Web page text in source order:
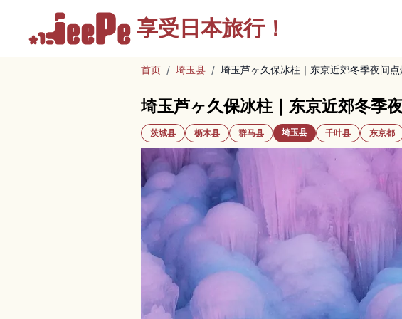
享受 日本旅行！
首页 / 埼玉县 / 埼玉芦ヶ久保冰柱｜东京近郊冬季夜间
埼玉芦ヶ久保冰柱｜东京近郊冬季
茨城县 枥木县 群马县 埼玉县 千叶县 东京都